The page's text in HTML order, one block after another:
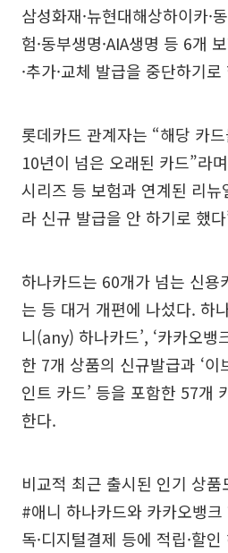
삼성화재·뉴현대해상하이카·
험·동부생명·AIA생명 등 6개
·추가·교체 발급을 중단하기로
롯데카드 관계자는 “해당 카
10년이 넘은 오래된 카드”라
시리즈 등 보험과 연계된 리
라 신규 발급을 안 하기로 했
하나카드는 60개가 넘는 신용
는 등 대거 개편에 나섰다. 하
니(any) 하나카드’, ‘카카오뱅
한 7개 상품의 신규발급과 ‘이
인트 카드’ 등을 포함한 57개
한다.
비교적 최근 출시된 인기 상
#애니 하나카드와 카카오뱅
독·디지털결제 등에 적립·할